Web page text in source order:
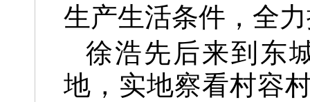
生产生活条件，全
徐浩先后来到东
地，实地察看村容